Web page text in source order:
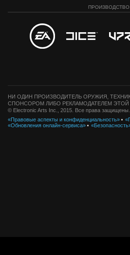
ПРОИЗВОДСТВО
НИ ОДИН ПРОИЗВОДИТЕЛЬ ОРУЖИЯ,
СПОНСОРОМ ЛИБО РЕКЛАМОДАТЕЛЕМ
© Electronic Arts Inc., 2015. Все права
«Правовые аспекты и конфиденциальность»
«Обновления онлайн-сервиса»